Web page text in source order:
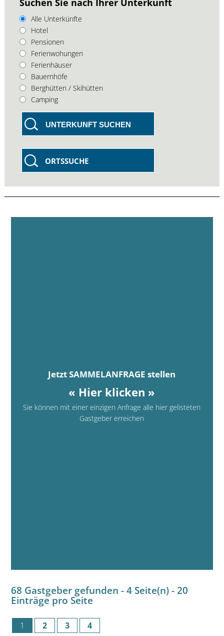
Alle Unterkünfte
Hotel
Pensionen
Ferienwohungen
Ferienhäuser
Bauernhöfe
Berghütten / Skihütten
Camping
UNTERKUNFT SUCHEN
ORTSSUCHE
Jetzt SAMMELANFRAGE stellen
« Hier klicken »
Sie können mit einer einzigen Anfrage alle hier gelisteten
Gastgeber erreichen
68 Gastgeber gefunden - 4 Seite(n) - 20
Einträge pro Seite
1 2 3 4